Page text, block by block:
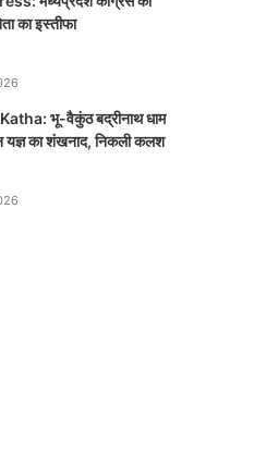
का इस्तीफा
भू-वैकुंठ बद्रीनाथ धाम
यज्ञ का शंखनाद, निकली कलश